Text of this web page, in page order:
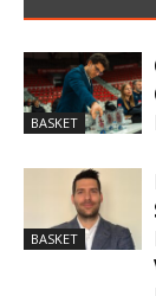
BASKET
BASKET